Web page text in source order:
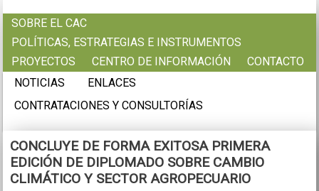
SOBRE EL CAC
POLÍTICAS, ESTRATEGIAS E INSTRUMENTOS
PROYECTOS
CENTRO DE INFORMACIÓN
CONTACTO
NOTICIAS
ENLACES
CONTRATACIONES Y CONSULTORÍAS
CONCLUYE DE FORMA EXITOSA PRIMERA
EDICIÓN DE DIPLOMADO SOBRE CAMBIO
CLIMÁTICO Y SECTOR AGROPECUARIO